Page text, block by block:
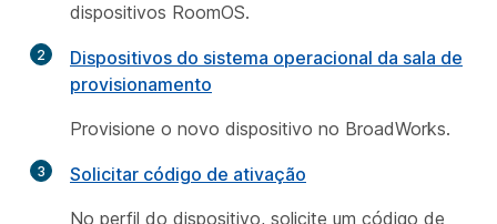
dispositivos RoomOS.
2
Dispositivos do sistema operacional da sala de
provisionamento
Provisione o novo dispositivo no BroadWorks.
3
Solicitar código de ativação
No perfil do dispositivo, solicite um código de